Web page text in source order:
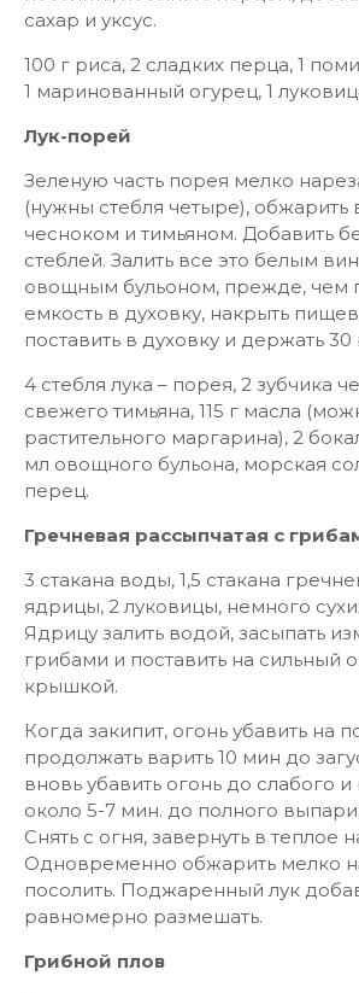
сахар и уксус.
100 г риса, 2 сладких перца, 1
1 маринованный огурец, 1
Лук-порей
Зеленую часть порея мелко
(нужны стебля четыре), обжарить
чесноком и тимьяном. Добавить
стеблей. Залить все это белым
овощным бульоном, прежде, чем
емкость в духовку, накрыть
поставить в духовку и держать 30
4 стебля лука – порея, 2 зубчика
свежего тимьяна, 115 г масла
растительного маргарина), 2
мл овощного бульона, морская
перец.
Гречневая рассыпчатая с
3 стакана воды, 1,5 стакана
ядрицы, 2 луковицы, немного
Ядрицу залить водой, засыпать
грибами и поставить на сильный
крышкой.
Когда закипит, огонь убавить на
продолжать варить 10 мин до
вновь убавить огонь до слабого
около 5-7 мин. до полного
Снять с огня, завернуть в теплое
Одновременно обжарить мелко
посолить. Поджаренный лук
равномерно размешать.
Грибной плов